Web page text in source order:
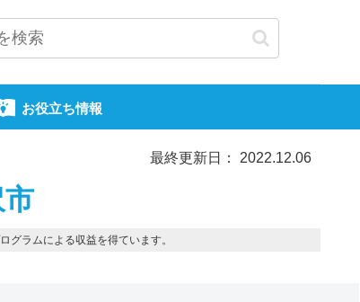
お役立ち情報
最終更新日： 2022.12.06
ラムによる収益を得ています。